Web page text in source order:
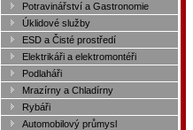
Potravinářství a Gastronomie
Úklidové služby
ESD a Čisté prostředí
Elektrikáři a elektromontéři
Podlaháři
Mrazírny a Chladírny
Rybáři
Automobilový průmysl